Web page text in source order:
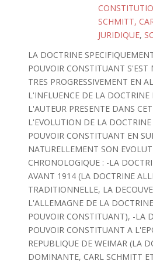
SCHMITT,
JURIDIQUE,
LA DOCTRINE
POUVOIR CONSTITUANT S'EST
TRES PROGRESSIVEMENT EN
L'INFLUENCE DE LA DOCTRINE
L'AUTEUR PRESENTE DANS
L'EVOLUTION DE LA
POUVOIR CONSTITUANT EN
NATURELLEMENT SON
CHRONOLOGIQUE : -LA
AVANT 1914 (LA DOCTRINE
TRADITIONNELLE, LA
L'ALLEMAGNE DE LA
POUVOIR CONSTITUANT), -LA
POUVOIR CONSTITUANT A
REPUBLIQUE DE WEIMAR (LA
DOMINANTE, CARL SCHMITT